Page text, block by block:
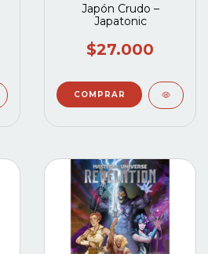
Japón Crudo –
Japatonic
$27.000